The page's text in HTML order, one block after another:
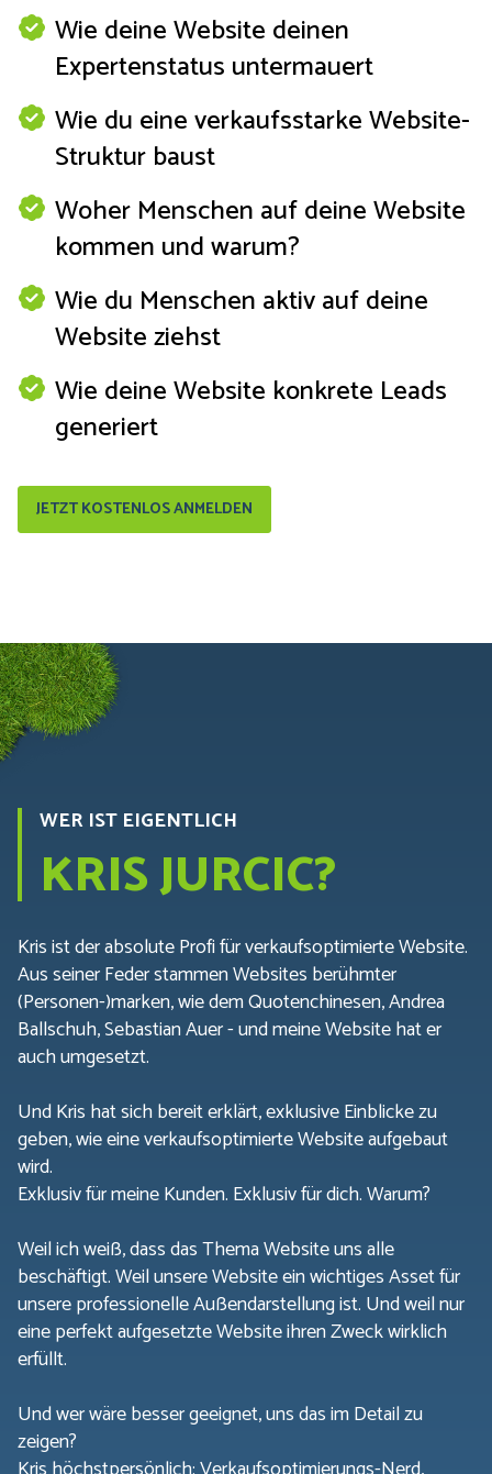
Wie deine Website deinen
Expertenstatus untermauert
Wie du eine verkaufsstarke Website-
Struktur baust
Woher Menschen auf deine Website
kommen und warum?
Wie du Menschen aktiv auf deine
Website ziehst
Wie deine Website konkrete Leads
generiert
JETZT KOSTENLOS ANMELDEN
WER IST EIGENTLICH
KRIS JURCIC?
Kris ist der absolute Profi für verkaufsoptimierte Website.
Aus seiner Feder stammen Websites berühmter
(Personen-)marken, wie dem Quotenchinesen, Andrea
Ballschuh, Sebastian Auer - und meine Website hat er
auch umgesetzt.
Und Kris hat sich bereit erklärt, exklusive Einblicke zu
geben, wie eine verkaufsoptimierte Website aufgebaut
wird.
Exklusiv für meine Kunden. Exklusiv für dich. Warum?
Weil ich weiß, dass das Thema Website uns alle
beschäftigt. Weil unsere Website ein wichtiges Asset für
unsere professionelle Außendarstellung ist. Und weil nur
eine perfekt aufgesetzte Website ihren Zweck wirklich
erfüllt.
Und wer wäre besser geeignet, uns das im Detail zu
zeigen?